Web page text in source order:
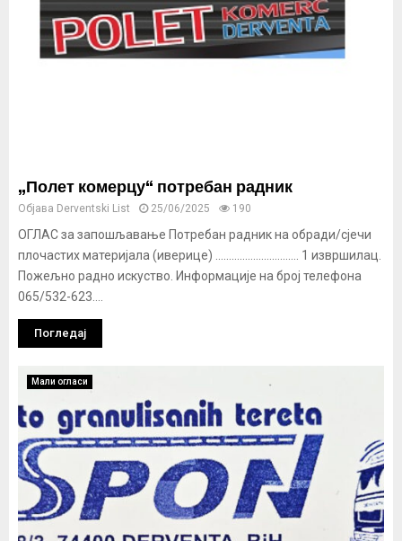
„Полет комерцу“ потребан радник
Објава Derventski List 25/06/2025 190
ОГЛАС за запошљавање Потребан радник на обради/сјечи
плочастих материјала (иверице) …………………………. 1 извршилац.
Пожељно радно искуство. Информације на број телефона
065/532-623....
Погледај
Мали огласи